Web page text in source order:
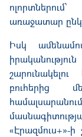
առաջատար
Իսկ
բուհերից
«Էրազմուս+»-